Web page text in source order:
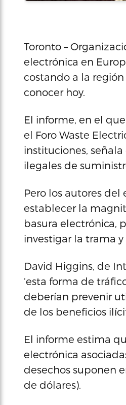
Toronto –
electrónica en
costando a la
conocer hoy.
El informe, en el
el Foro Waste
instituciones,
ilegales de
Pero los autores
establecer la
basura electrónica,
investigar la trama
David Higgins, de
‘esta forma de
deberían prevenir
de los beneficios
El informe estima
electrónica
desechos suponen
de dólares).